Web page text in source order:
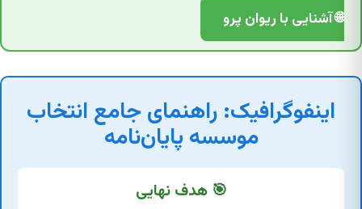
🌐 آشنایی با ریوان پرو
اینفوگرافیک: راهنمای جامع انتخاب
موسسه پایان‌نامه
🎯 هدف نهایی